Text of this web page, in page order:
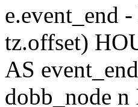
e.event_end
tz.offset)
AS
dobb_node